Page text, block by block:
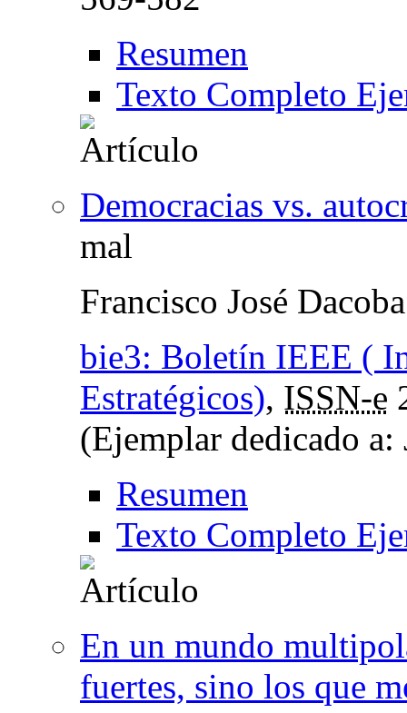
Resumen
Texto Completo
Democracias vs.
mal
Francisco José
bie3: Boletín IEEE (
Estratégicos), ISSN-e
(Ejemplar dedicado
Resumen
Texto Completo
En un mundo
fuertes, sino los que